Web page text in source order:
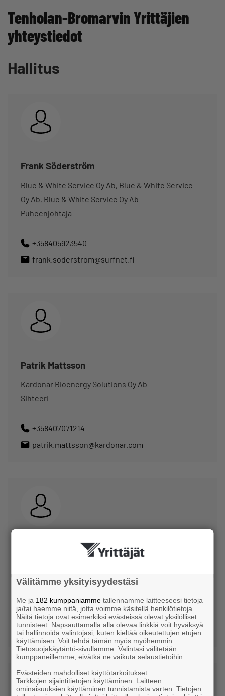
Tenholan-Bromarvin Yrittäjien
yhteystiedot
Hallitus
Frank Söderström
Blue & White Service Oy Ab, Blue & White Service
Oy Ab, Blue & White Service Oy Ab
Puheenjohtaja
+358405923540
frank.soderstrom@surfnet.fi
Patrik Mattsson
Kardonar Bioenergy Solutions Oy Ab
Sihteeri
+358407071214
patrik.mattsson@kardonar.com
Edgar Wirtanen
Talousvastaava
+358407096263
ekenasmotorservice@gmail.com
Välitämme yksityisyydestäsi
Me ja 182 kumppaniamme tallennamme laitteeseesi tietoja
ja/tai haemme niitä, jotta voimme käsitellä henkilötietoja.
Näitä tietoja ovat esimerkiksi evästeissä olevat yksilölliset
tunnisteet. Napsauttamalla alla olevaa linkkiä voit hyväksyä
tai hallinnoida valintojasi, kuten kieltää oikeutettujen etujen
käyttämisen. Voit tehdä tämän myös myöhemmin
Tietosuojakäytäntö-sivullamme. Valintasi välitetään
kumppaneillemme, eivätkä ne vaikuta selaustietoihin.
Evästeiden mahdolliset käyttötarkoitukset:
Tarkkojen sijaintitietojen käyttäminen. Laitteen
ominaisuuksien käyttäminen tunnistamista varten. Tietojen